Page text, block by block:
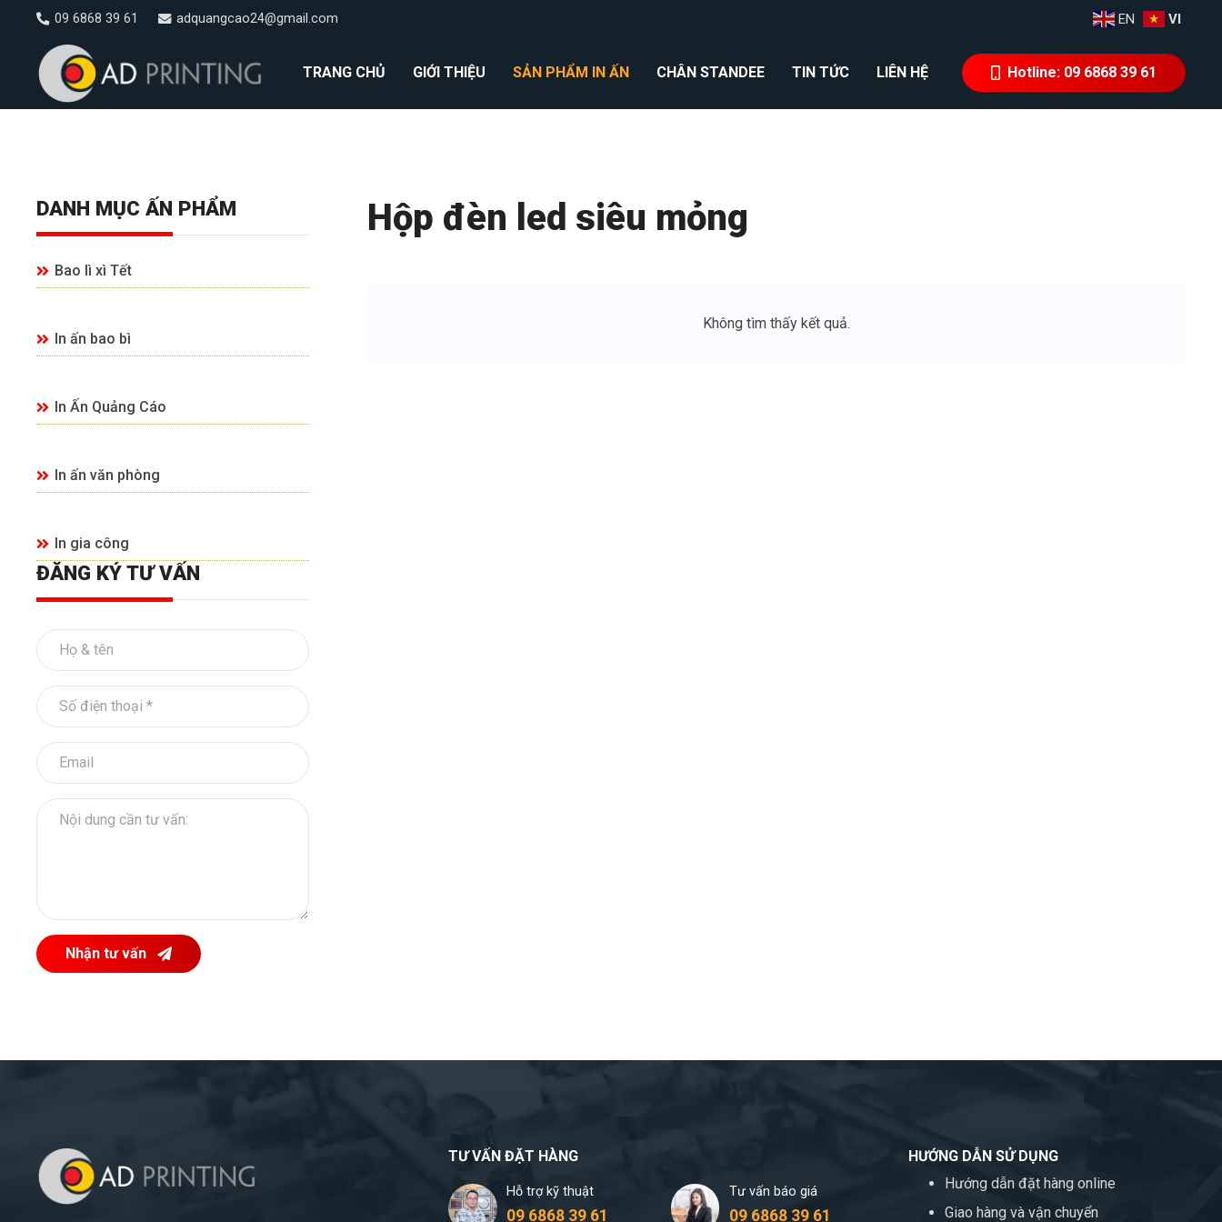
09 6868 39 61 adquangcao24@gmail.com EN VI
TRANG CHỦ GIỚI THIỆU SẢN PHẨM IN ẤN CHÂN STANDEE TIN TỨC LIÊN HỆ Hotline: 09 6868 39 61
DANH MỤC ẤN PHẨM
Bao lì xì Tết
In ấn bao bì
In Ấn Quảng Cáo
In ấn văn phòng
In gia công
ĐĂNG KÝ TƯ VẤN
Nhận tư vấn
Hộp đèn led siêu mỏng
Không tìm thấy kết quả.
TƯ VẤN ĐẶT HÀNG
Hỗ trợ kỹ thuật
09 6868 39 61
Tư vấn báo giá
09 6868 39 61
HƯỚNG DẪN SỬ DỤNG
Hướng dẫn đặt hàng online
Giao hàng và vận chuyển